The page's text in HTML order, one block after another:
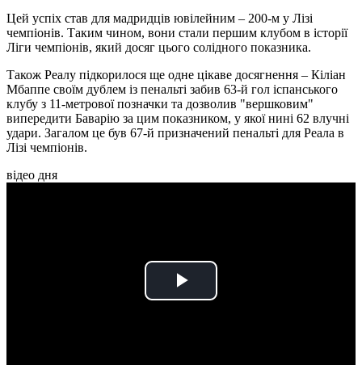
Цей успіх став для мадридців ювілейним – 200-м у Лізі
чемпіонів. Таким чином, вони стали першим клубом в історії
Ліги чемпіонів, який досяг цього солідного показника.
Також Реалу підкорилося ще одне цікаве досягнення – Кіліан
Мбаппе своїм дублем із пенальті забив 63-й гол іспанського
клубу з 11-метрової позначки та дозволив "вершковим"
випередити Баварію за цим показником, у якої нині 62 влучні
удари. Загалом це був 67-й призначений пенальті для Реала в
Лізі чемпіонів.
відео дня
Play